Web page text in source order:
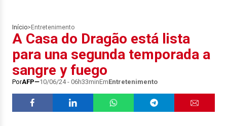
Início> Entretenimento
A Casa do Dragão está lista
para una segunda temporada a
sangre y fuego
PorAFP 10/06/24 - 06h33minEmEntretenimento